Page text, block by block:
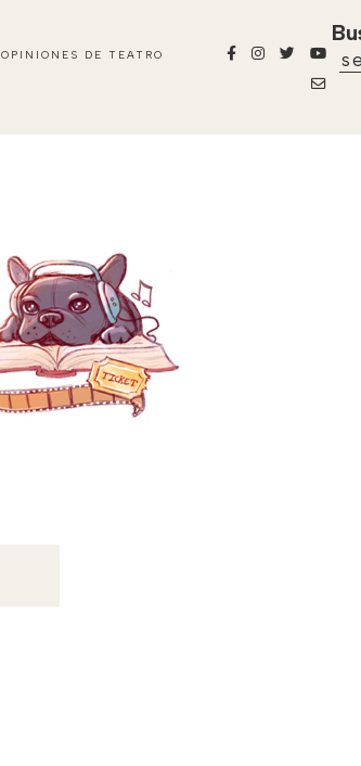
OPINIONES DE TEATRO